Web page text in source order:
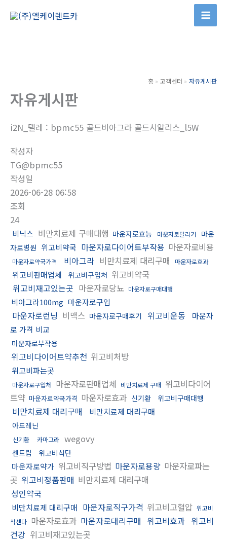
홈 고객센터 자유게시판
자유게시판
i2N_텔레 : bpmc55 골드비아그라 골드시알리스_l5W
작성자
TG@bpmc55
작성일
2026-06-28 06:58
조회
24
비닉스 비만치료제 구매대행 마운자로효능 마운자로달리기
마운
자로병원 위고비약국 마운자로다이어트부작용 마운자로비용
마운자로약국가격 비아그라 비만치료제 대리구매 마운자로효과
위고비판매업체 위고비구입처 위고비약국
위고비재고있는곳 마운자로당뇨 마운자로구매대행
비아그라100mg 마운자로구입
마운자로런닝 비맥스 마운자로구매후기 위고비운동
마운자
로 가격 비교
마운자로부작용
위고비다이어트약추천 위고비처방
위고비파는곳
마운자로구입처 마운자로판매업체 비만치료제 구매 위고비다이어
트약 마운자로약국가격 마운자로효과 신기환 위고비구매대행
비만치료제 대리구매 비만치료제 대리구매
아드레닌
신기환 카마그라 wegovy
센트립 위고비식단
마운자로약가 위고비직구방법 마운자로용량 마운자로파는
곳 위고비정품판매 비만치료제 대리구매
성인약국
비만치료제 대리구매 마운자로직구가격 위고비고혈압 위고비
삭센다 마운자로효과 마운자로대리구매 위고비효과 위고비
건강 위고비재고있는곳